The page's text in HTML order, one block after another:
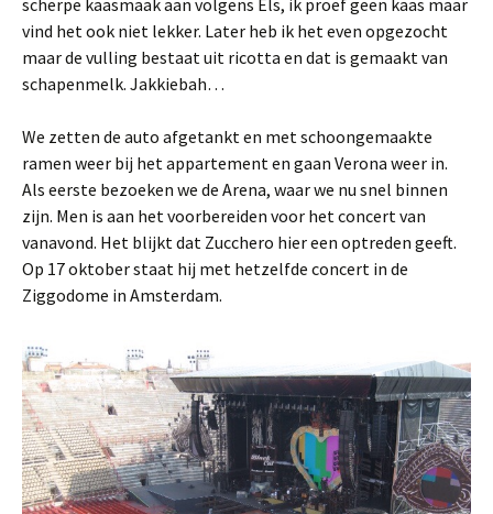
scherpe kaasmaak aan volgens Els, ik proef geen kaas maar
vind het ook niet lekker. Later heb ik het even opgezocht
maar de vulling bestaat uit ricotta en dat is gemaakt van
schapenmelk. Jakkiebah…
We zetten de auto afgetankt en met schoongemaakte
ramen weer bij het appartement en gaan Verona weer in.
Als eerste bezoeken we de Arena, waar we nu snel binnen
zijn. Men is aan het voorbereiden voor het concert van
vanavond. Het blijkt dat Zucchero hier een optreden geeft.
Op 17 oktober staat hij met hetzelfde concert in de
Ziggodome in Amsterdam.